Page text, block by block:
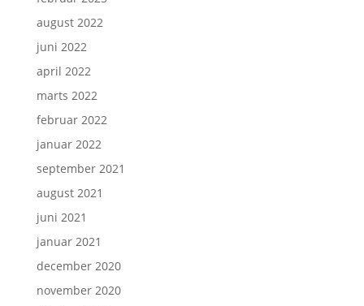
august 2022
juni 2022
april 2022
marts 2022
februar 2022
januar 2022
september 2021
august 2021
juni 2021
januar 2021
december 2020
november 2020